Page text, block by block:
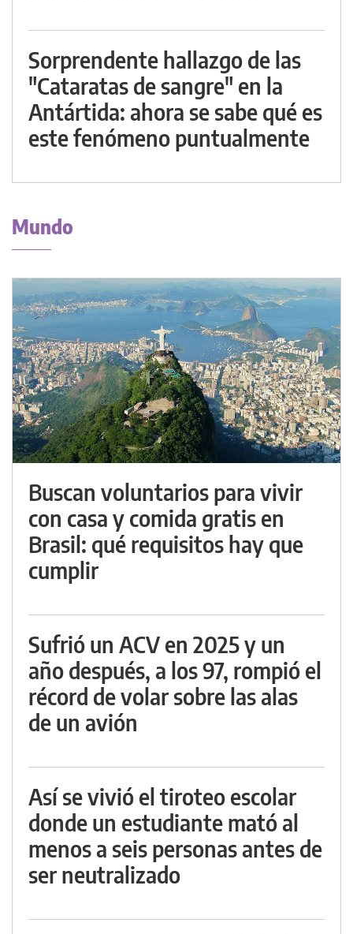
Sorprendente hallazgo de las
"Cataratas de sangre" en la
Antártida: ahora se sabe qué es
este fenómeno puntualmente
Mundo
Buscan voluntarios para vivir
con casa y comida gratis en
Brasil: qué requisitos hay que
cumplir
Sufrió un ACV en 2025 y un
año después, a los 97, rompió el
récord de volar sobre las alas
de un avión
Así se vivió el tiroteo escolar
donde un estudiante mató al
menos a seis personas antes de
ser neutralizado